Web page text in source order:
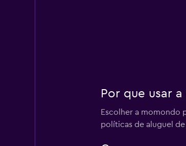
Por que usar
Escolher a momondo
políticas de aluguel